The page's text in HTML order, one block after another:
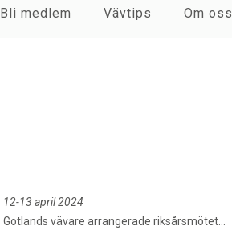
Bli medlem Vävtips Om oss
12-13 april 2024
Gotlands vävare arrangerade riksårsmötet…